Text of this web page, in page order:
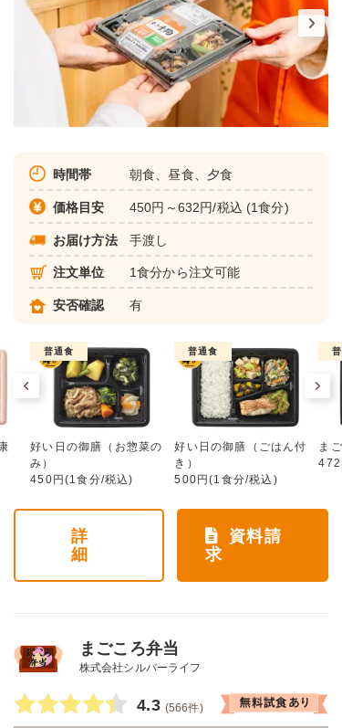
時間帯 朝食、昼食、夕食
価格目安 450円～632円/税込 (1食分)
お届け方法 手渡し
注文単位 1食分から注文可能
安否確認 有
普通食
好い日の御膳（お惣菜の
み）
450円(1食分/税込)
普通食
好い日の御膳（ごはん付
き）
500円(1食分/税込)
ま
詳
細
資料請
求
まごころ弁当
株式会社シルバーライフ
4.3 (566件)